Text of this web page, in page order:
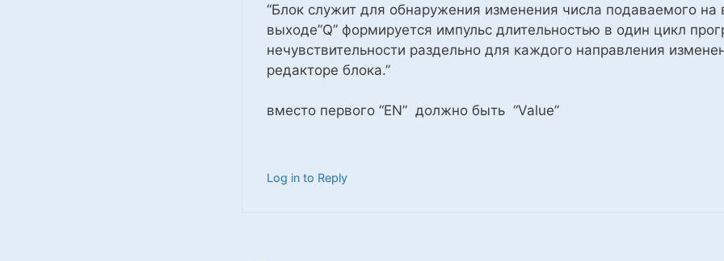
“Блок служит для обнаружения изменения числа подаваемого на
выходе”Q” формируется импульс длительностью в один цикл
нечувствительности раздельно для каждого направления
редакторе блока.”
вместо первого “EN” должно быть “Value”
Log in to Reply